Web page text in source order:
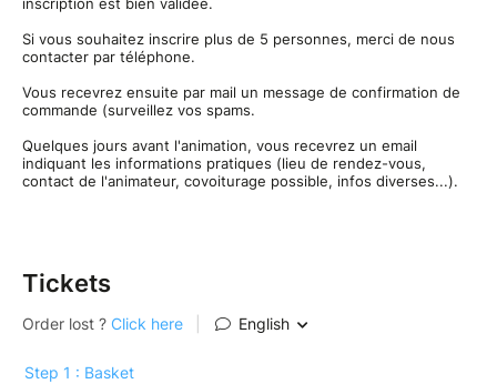
Si vous souhaitez inscrire plus de 5 personnes, merci de nous
contacter par téléphone.
Vous recevrez ensuite par mail un message de confirmation de
commande (surveillez vos spams.
Quelques jours avant l'animation, vous recevrez un email
indiquant les informations pratiques (lieu de rendez-vous,
contact de l'animateur, covoiturage possible, infos diverses...).
Tickets